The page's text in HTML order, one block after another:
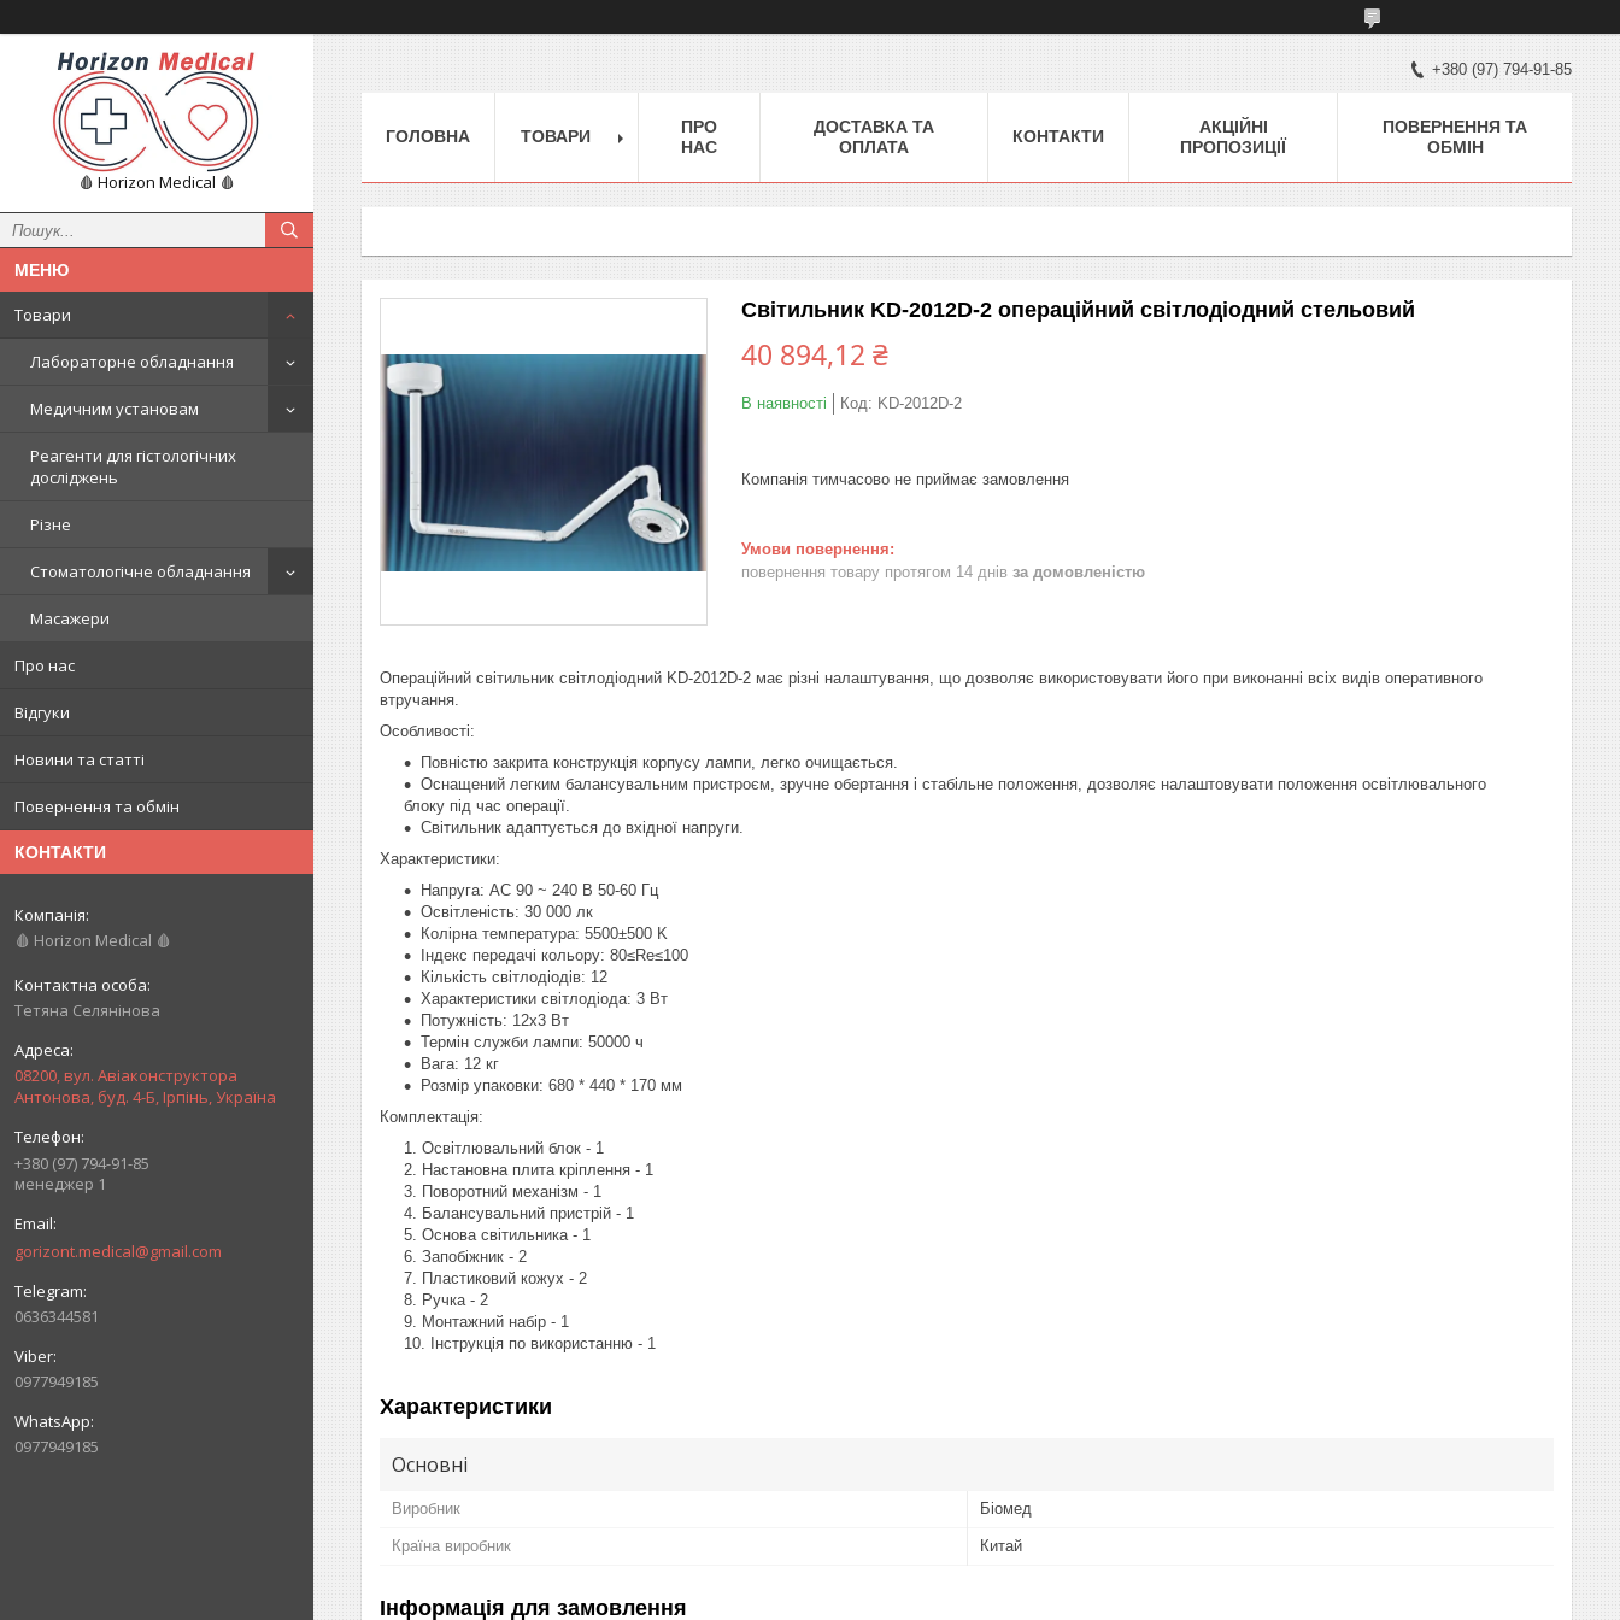
🩸 Horizon Medical 🩸
Товари
Лабораторне обладнання
Медичним установам
Реагенти для гістологічних
досліджень
Різне
Стоматологічне обладнання
Масажери
Про нас
Відгуки
Новини та статті
Повернення та обмін
КОНТАКТИ
🩸 Horizon Medical 🩸
Тетяна Селянінова
08200, вул. Авіаконструктора
Антонова, буд. 4-Б, Ірпінь, Україна
+380 (97) 794-91-85
менеджер 1
gorizont.medical@gmail.com
0636344581
0977949185
0977949185
+380 (97) 794-91-85
ГОЛОВНА ТОВАРИ
ПРО
НАС
ДОСТАВКА ТА
ОПЛАТА
КОНТАКТИ
АКЦІЙНІ
ПРОПОЗИЦІЇ
ПОВЕРНЕННЯ ТА
ОБМІН
Світильник KD-2012D-2 операційний світлодіодний стельовий
40 894,12 ₴
В наявності Код: KD-2012D-2
Компанія тимчасово не приймає замовлення
повернення товару протягом 14 днів за домовленістю
Операційний світильник світлодіодний KD-2012D-2 має різні налаштування, що дозволяє використовувати його при виконанні всіх видів оперативного
втручання.
Особливості:
Повністю закрита конструкція корпусу лампи, легко очищається.
Оснащений легким балансувальним пристроєм, зручне обертання і стабільне положення, дозволяє налаштовувати положення освітлювального
блоку під час операції.
Світильник адаптується до вхідної напруги.
Характеристики:
Напруга: AC 90 ~ 240 В 50-60 Гц
Освітленість: 30 000 лк
Колірна температура: 5500±500 K
Індекс передачі кольору: 80≤Re≤100
Кількість світлодіодів: 12
Характеристики світлодіода: 3 Вт
Потужність: 12х3 Вт
Термін служби лампи: 50000 ч
Вага: 12 кг
Розмір упаковки: 680 * 440 * 170 мм
Комплектація:
Освітлювальний блок - 1
Настановна плита кріплення - 1
Поворотний механізм - 1
Балансувальний пристрій - 1
Основа світильника - 1
Запобіжник - 2
Пластиковий кожух - 2
Ручка - 2
Монтажний набір - 1
Інструкція по використанню - 1
Характеристики
Основні
Виробник Біомед
Країна виробник Китай
Інформація для замовлення